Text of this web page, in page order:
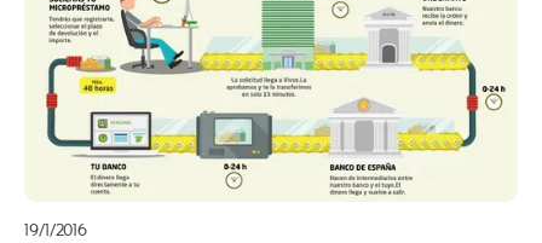
19/1/2016